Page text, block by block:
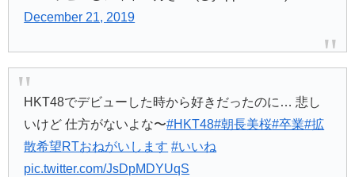
December 21, 2019
HKT48でデビューした時から好きだったのに… 悲し
いけど 仕方がないよな〜#HKT48#朝長美桜#卒業#拡
散希望RTおねがいします #いいね
pic.twitter.com/JsDpMDYUqS